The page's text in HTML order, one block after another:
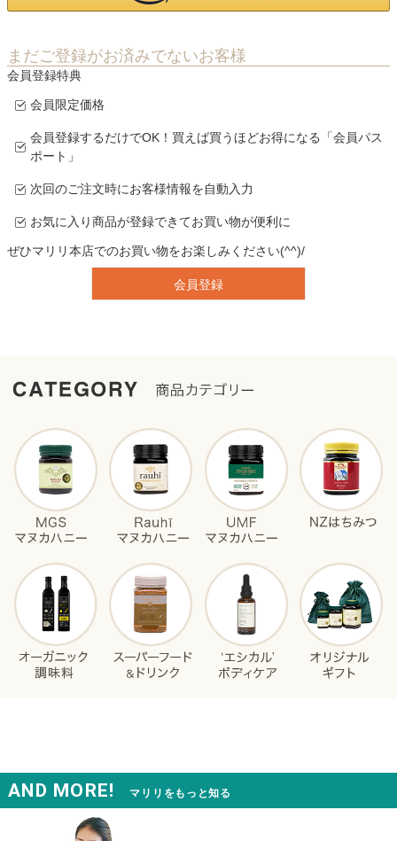
まだご登録がお済みでないお客様
会員登録特典
会員限定価格
会員登録するだけでOK！買えば買うほどお得になる「会員パス
ポート」
次回のご注文時にお客様情報を自動入力
お気に入り商品が登録できてお買い物が便利に
ぜひマリリ本店でのお買い物をお楽しみください(^^)/
会員登録
AND MORE! マリリをもっと知る